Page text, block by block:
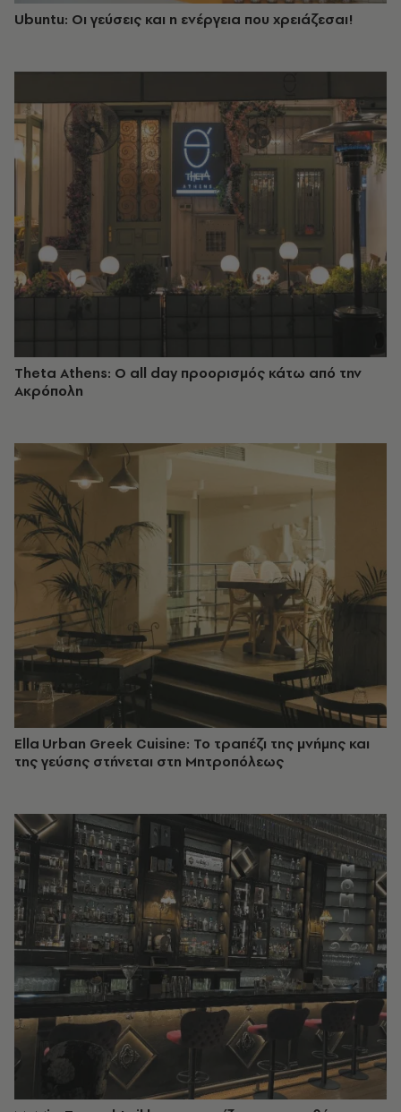
Ubuntu: Οι γεύσεις και η ενέργεια που χρειάζεσαι!
Theta Athens: Ο all day προορισμός κάτω από την
Ακρόπολη
Ella Urban Greek Cuisine: Το τραπέζι της μνήμης και
της γεύσης στήνεται στη Μητροπόλεως